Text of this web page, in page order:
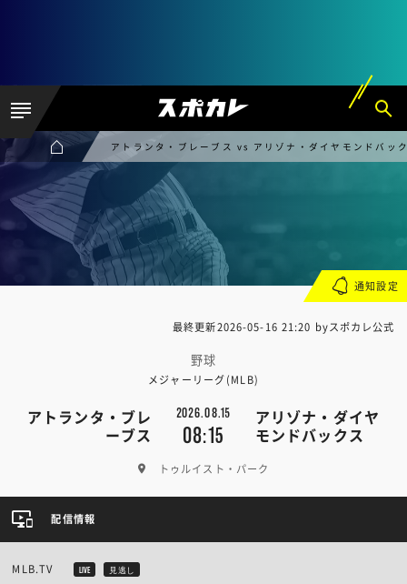
アトランタ・ブレーブス vs アリゾナ・ダイヤモンドバッ
最終更新2026-05-16 21:20 byスポカレ公式
野球
メジャーリーグ(MLB)
アトランタ・ブレ
ーブス
2026.08.15
08:15
アリゾナ・ダイヤ
モンドバックス
トゥルイスト・パーク
通知設定
配信情報
MLB.TV LIVE 見逃し